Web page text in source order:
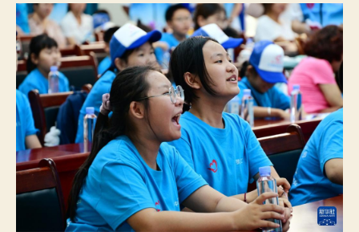
期
開
啟
“小
留
鳥”
多
彩
假
期
查
包
養
網